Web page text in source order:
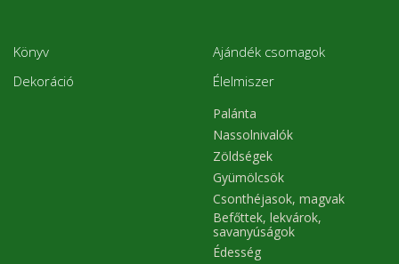
Könyv
Dekoráció
Ajándék csomagok
Élelmiszer
Palánta
Nassolnivalók
Zöldségek
Gyümölcsök
Csonthéjasok, magvak
Befőttek, lekvárok,
savanyúságok
Édesség